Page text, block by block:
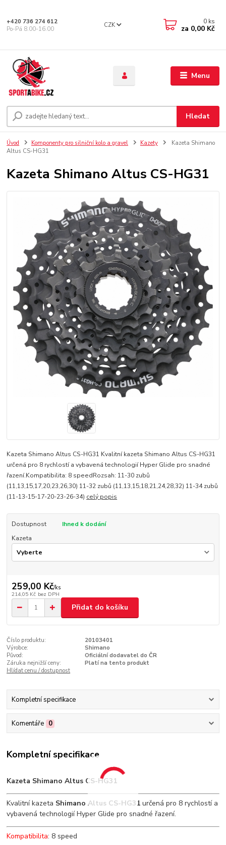
Menu
CZK
Hledat
+420 736 274 612
Po-Pá 8.00-16.00
0 ks
za 0,00 Kč
Úvod Komponenty pro silniční kolo a gravel Kazety
Kazeta Shimano
Altus CS-HG31
Kazeta Shimano Altus CS-HG31
Kazeta Shimano Altus CS-HG31 Kvalitní kazeta Shimano Altus CS-HG31
určená pro 8 rychlostí a vybavená technologií Hyper Glide pro snadné
řazení.Kompatibilita: 8 speedRozsah: 11-30 zubů
(11,13,15,17,20,23,26,30) 11-32 zubů (11,13,15,18,21,24,28,32) 11-34 zubů
(11-13-15-17-20-23-26-34) celý popis
Dostupnost
Ihned k dodání
Kazeta
259,00 Kč/ks
214,05 Kč bez DPH
Přidat do košíku
Číslo produktu:
20103401
Výrobce:
Shimano
Původ:
Oficiální dodavatel do ČR
Záruka nejnižší ceny:
Platí na tento produkt
Hlídat cenu / dostupnost
Kompletní specifikace
Komentáře 0
Kompletní specifikace
Kazeta Shimano Altus CS-HG31
Kvalitní kazeta Shimano Altus CS-HG31 určená pro 8 rychlostí a
vybavená technologií Hyper Glide pro snadné řazení.
Kompatibilita: 8 speed